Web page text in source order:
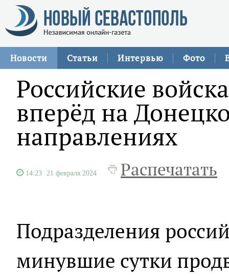
Новости Статьи Интервью Фото
Российские
вперёд на
направлениях
14:23 21 февраля 2024 Распечатать
Подразделения
минувшие сутки